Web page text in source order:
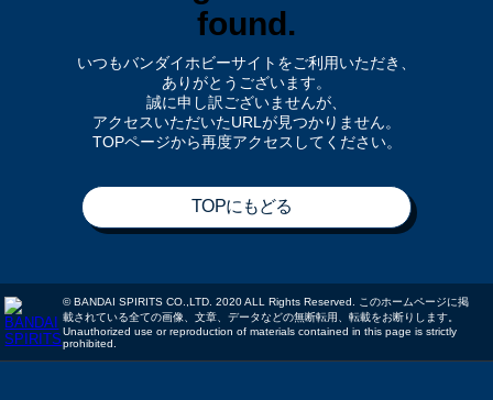
いつもバンダイホビーサイトをご利用いただき、
ありがとうございます。
誠に申し訳ございませんが、
アクセスいただいたURLが見つかりません。
TOPページから再度アクセスしてください。
TOPにもどる
© BANDAI SPIRITS CO.,LTD. 2020 ALL Rights Reserved. このホームページに掲
載されている全ての画像、文章、データなどの無断転用、転載をお断りします。
Unauthorized use or reproduction of materials contained in this page is strictly
prohibited.